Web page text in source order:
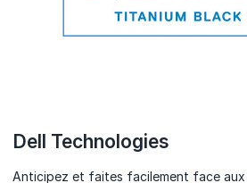
Dell Technologies
Anticipez et faites facilement face aux